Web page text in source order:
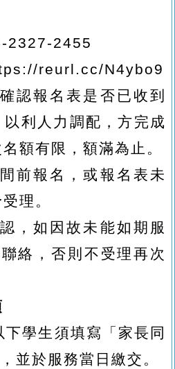
2327-2455
reurl.cc/N4ybo9
認報名表是否已收到
利人力調配，方完成
額有限，額滿為止。
前報名，或報名表未
理。
，如因故未能如期服
聯絡，否則不受理再次
下學生須填寫「家長同
，並於服務當日繳交。